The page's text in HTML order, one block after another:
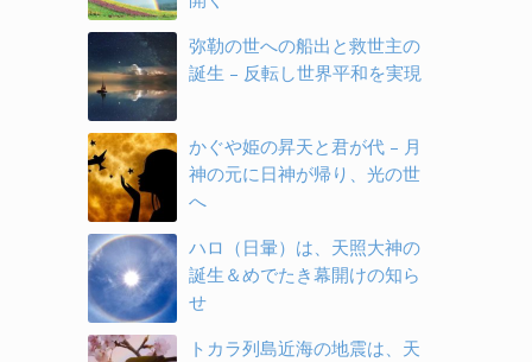
弥勒の世への船出と救世主の
誕生 – 反転し世界平和を実現
かぐや姫の昇天と君が代 – 月
神の元に日神が帰り、光の世
へ
ハロ（日暈）は、天照大神の
誕生＆めでたき幕開けの知ら
せ
トカラ列島近海の地震は、天